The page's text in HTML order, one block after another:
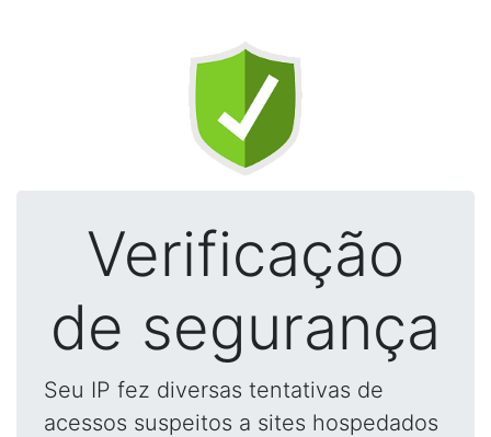
Verificação
de segurança
Seu IP fez diversas tentativas de
acessos suspeitos a sites hospedados